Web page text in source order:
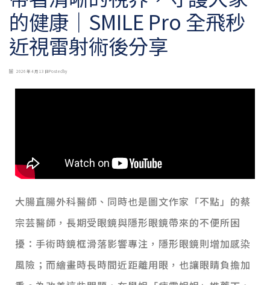
的健康｜SMILE Pro 全飛秒
近視雷射術後分享
2026 年 4 月 13 日Posted by
大腸直腸外科醫師、同時也是圖文作家「不點」的蔡
宗芸醫師，長期受眼鏡與隱形眼鏡帶來的不便所困
擾：手術時鏡框滑落影響專注，隱形眼鏡則增加感染
風險；而繪畫時長時間近距離用眼，也讓眼睛負擔加